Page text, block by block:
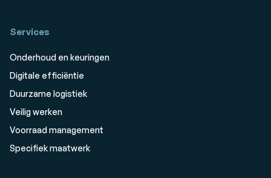
Services
Onderhoud en keuringen
Digitale efficiëntie
Duurzame logistiek
Veilig werken
Voorraad management
Specifiek maatwerk